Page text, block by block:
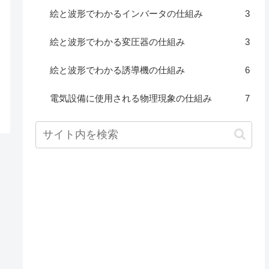
絵と波形でわかるインバータの仕組み 3
絵と波形でわかる変圧器の仕組み 3
絵と波形でわかる誘導機の仕組み 6
電気設備に使用される物理現象の仕組み 7